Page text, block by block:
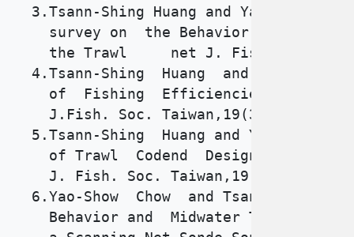
3.Tsann-Shing Huang and Yao-Show
survey on  the Behavior of Fish
the Trawl     net J. Fish. Soc.
4.Tsann-Shing  Huang  and Yao-Show
of  Fishing  Efficiencies  of
J.Fish. Soc.
5.Tsann-Shing  Huang and Yao-Show
of Trawl  Codend  Design  on
J. Fish. Soc.
6.Yao-Show  Chow  and Tsann-Shing
Behavior and  Midwater Trawl